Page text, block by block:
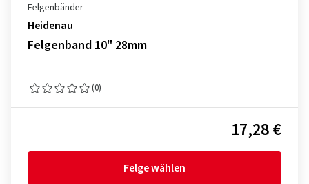
Felgenbänder
Heidenau
Felgenband 10" 28mm
(0)
17,28 €
Felge wählen